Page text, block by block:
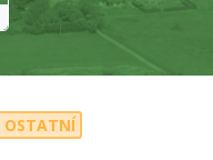
OSTATNÍ